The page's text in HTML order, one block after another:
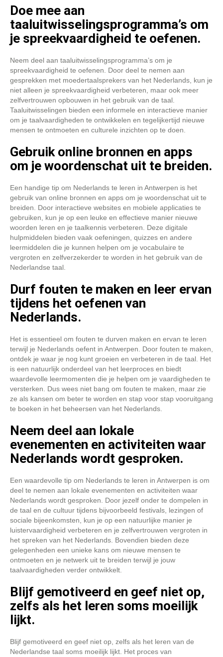
Doe mee aan
taaluitwisselingsprogramma’s om
je spreekvaardigheid te oefenen.
Neem deel aan taaluitwisselingsprogramma’s om je
spreekvaardigheid te oefenen. Door deel te nemen aan
gesprekken met moedertaalsprekers van het Nederlands, kun je
niet alleen je spreekvaardigheid verbeteren, maar ook meer
zelfvertrouwen opbouwen in het gebruik van de taal.
Taaluitwisselingen bieden een informele en interactieve manier
om je taalvaardigheden te ontwikkelen en tegelijkertijd nieuwe
mensen te ontmoeten en culturele inzichten op te doen.
Gebruik online bronnen en apps
om je woordenschat uit te breiden.
Een handige tip om Nederlands te leren in Antwerpen is het
gebruik van online bronnen en apps om je woordenschat uit te
breiden. Door interactieve websites en mobiele applicaties te
gebruiken, kun je op een leuke en effectieve manier nieuwe
woorden leren en je taalkennis verbeteren. Deze digitale
hulpmiddelen bieden vaak oefeningen, quizzes en andere
leermiddelen die je kunnen helpen om je vocabulaire te
vergroten en zelfverzekerder te worden in het gebruik van de
Nederlandse taal.
Durf fouten te maken en leer ervan
tijdens het oefenen van
Nederlands.
Het is essentieel om fouten te durven maken en ervan te leren
terwijl je Nederlands oefent in Antwerpen. Door fouten te maken,
ontdek je waar je nog kunt groeien en verbeteren in de taal. Het
is een natuurlijk onderdeel van het leerproces en biedt
waardevolle leermomenten die je helpen om je vaardigheden te
versterken. Dus wees niet bang om fouten te maken, maar zie
ze als kansen om beter te worden en stap voor stap vooruitgang
te boeken in het beheersen van het Nederlands.
Neem deel aan lokale
evenementen en activiteiten waar
Nederlands wordt gesproken.
Een waardevolle tip om Nederlands te leren in Antwerpen is om
deel te nemen aan lokale evenementen en activiteiten waar
Nederlands wordt gesproken. Door jezelf onder te dompelen in
de taal en de cultuur tijdens bijvoorbeeld festivals, lezingen of
sociale bijeenkomsten, kun je op een natuurlijke manier je
luistervaardigheid verbeteren en je zelfvertrouwen vergroten in
het spreken van het Nederlands. Bovendien bieden deze
gelegenheden een unieke kans om nieuwe mensen te
ontmoeten en je netwerk uit te breiden terwijl je jouw
taalvaardigheden verder ontwikkelt.
Blijf gemotiveerd en geef niet op,
zelfs als het leren soms moeilijk
lijkt.
Blijf gemotiveerd en geef niet op, zelfs als het leren van de
Nederlandse taal soms moeilijk lijkt. Het proces van